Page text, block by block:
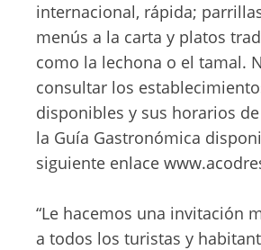
internacional, rápida;
menús a la carta y platos
como la lechona o el tamal.
consultar los
disponibles y sus horarios
la Guía Gastronómica
siguiente enlace
“Le hacemos una invitación
a todos los turistas y